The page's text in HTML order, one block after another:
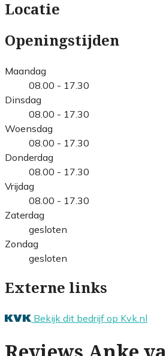
Locatie
Openingstijden
Maandag
08.00 - 17.30
Dinsdag
08.00 - 17.30
Woensdag
08.00 - 17.30
Donderdag
08.00 - 17.30
Vrijdag
08.00 - 17.30
Zaterdag
gesloten
Zondag
gesloten
Externe links
Bekijk dit bedrijf op Kvk.nl